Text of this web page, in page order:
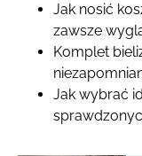
Jak nosić
zawsze
Komplet
Jak wybrać